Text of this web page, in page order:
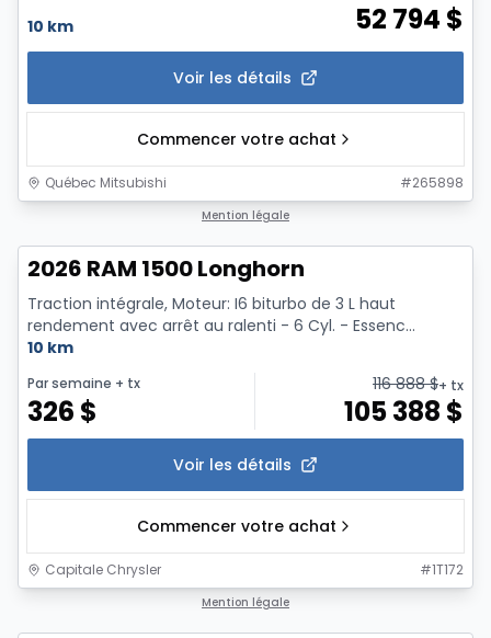
10 km 52 794 $
Voir les détails
Commencer votre achat
Québec Mitsubishi #265898
Mention légale
2026 RAM 1500 Longhorn
Traction intégrale, Moteur: I6 biturbo de 3 L haut
rendement avec arrêt au ralenti - 6 Cyl. - Essenc...
10 km
Par semaine + tx
326 $
116 888$+ tx
105 388 $
Voir les détails
Commencer votre achat
Capitale Chrysler #1T172
Mention légale